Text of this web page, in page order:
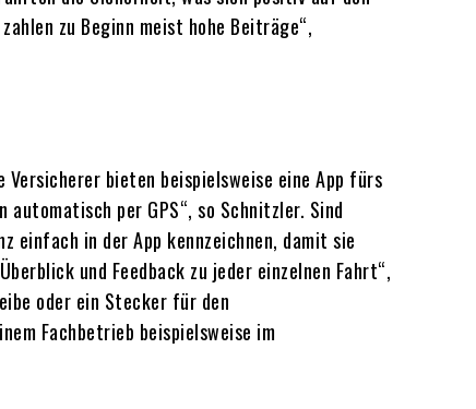
zu Beginn meist hohe Beiträge“,
bieten beispielsweise eine App fürs
per GPS“, so Schnitzler. Sind
einfach in der App kennzeichnen, damit sie
und Feedback zu jeder einzelnen Fahrt“,
oder ein Stecker für den
Fachbetrieb beispielsweise im